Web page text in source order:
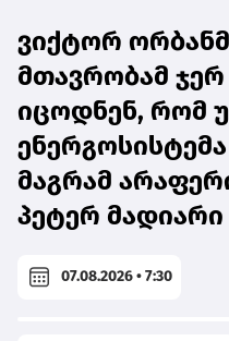
ვიქტორ
მთავრობამ ჯერ
იცოდნენ, რომ
მაგრამ
პეტერ მადიარი
07.08.2026 • 7:30